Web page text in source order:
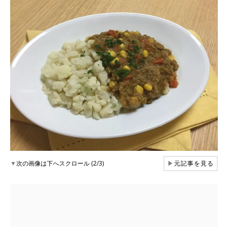
▼次の画像は下へスクロール (2/3) ▶元記事を見る